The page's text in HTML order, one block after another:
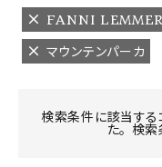
BRAND
CATEGORY
FANNI
マウンテンパーカ
検索条件に該当する
た。 検索